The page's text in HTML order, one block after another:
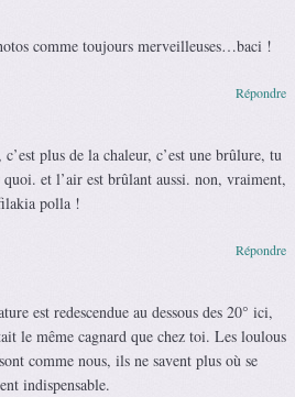
comme toujours merveilleuses…baci !
plus de la chaleur, c’est une brûlure, tu
quoi. et l’air est brûlant aussi. non, vraiment,
polla !
Répondre
est redescendue au dessous des 20° ici,
le même cagnard que chez toi. Les loulous
comme nous, ils ne savent plus où se
indispensable.
Répondre